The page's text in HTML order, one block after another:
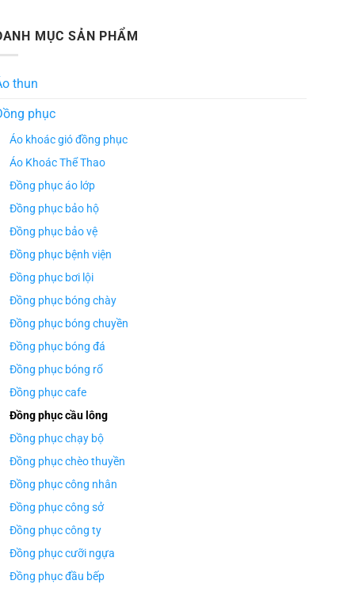
MỤC SẢN PHẨM
thun
phục
Áo khoác gió đồng phục
Áo Khoác Thể Thao
Đồng phục áo lớp
Đồng phục bảo hộ
Đồng phục bảo vệ
Đồng phục bệnh viện
Đồng phục bơi lội
Đồng phục bóng chày
Đồng phục bóng chuyền
Đồng phục bóng đá
Đồng phục bóng rổ
Đồng phục cafe
Đồng phục cầu lông
Đồng phục chạy bộ
Đồng phục chèo thuyền
Đồng phục công nhân
Đồng phục công sở
Đồng phục công ty
Đồng phục cưỡi ngựa
Đồng phục đầu bếp